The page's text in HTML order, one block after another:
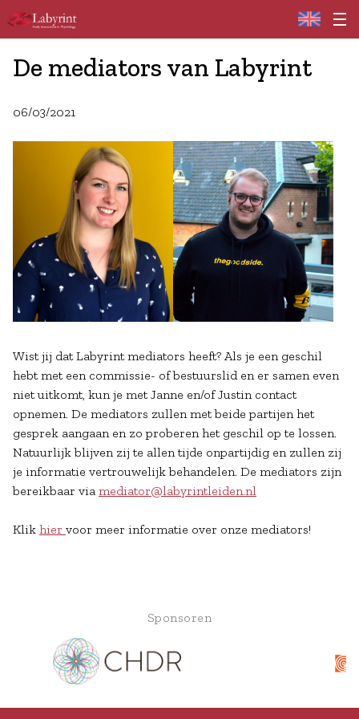
Home
De mediators van Labyrint
06/03/2021
Wist jij dat Labyrint mediators heeft? Als je een geschil
hebt met een commissie- of bestuurslid en er samen even
niet uitkomt, kun je met Janne en/of Justin contact
opnemen. De mediators zullen met beide partijen het
gesprek aangaan en zo proberen het geschil op te lossen.
Natuurlijk blijven zij te allen tijde onpartijdig en zullen zij
je informatie vertrouwelijk behandelen. De mediators zijn
bereikbaar via mediator@labyrintleiden.nl
Klik hier voor meer informatie over onze mediators!
Sponsoren